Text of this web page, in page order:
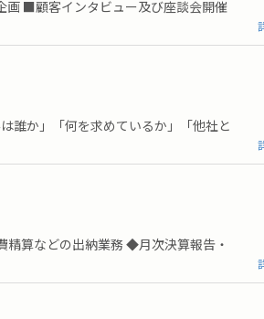
■顧客インタビュー及び座談会開催
誰か」「何を求めているか」「他社と
精算などの出納業務 ◆月次決算報告・